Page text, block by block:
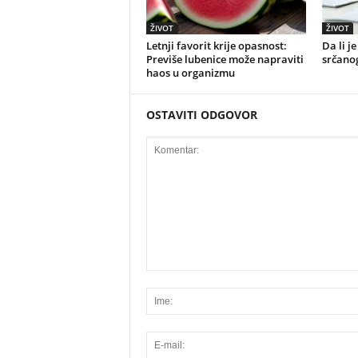
ŽIVOT
Letnji favorit krije opasnost:
Previše lubenice može napraviti
haos u organizmu
ŽIVOT
Da li
OSTAVITI ODGOVOR